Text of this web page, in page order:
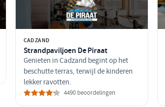
CADZAND
Strandpaviljoen De Piraat
Genieten in Cadzand begint op het
beschutte terras, terwijl de kinderen
lekker ravotten.
4490 beoordelingen